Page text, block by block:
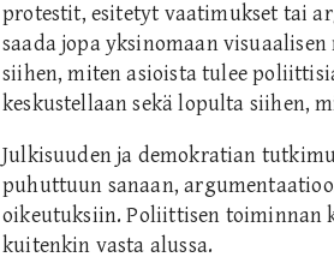
protestit, esitetyt vaatimukset tai
saada jopa yksinomaan
siihen, miten asioista tulee
keskustellaan sekä lopulta siihen,
Julkisuuden ja demokratian
puhuttuun sanaan,
oikeutuksiin. Poliittisen toiminnan
kuitenkin vasta alussa.